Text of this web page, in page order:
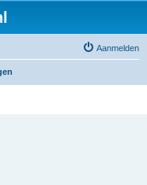
Aanmelden